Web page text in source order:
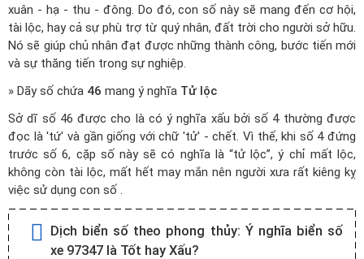
xuân - hạ - thu - đông. Do đó, con số này sẽ mang đến cơ hội,
tài lộc, hay cả sự phù trợ từ quý nhân, đất trời cho người sở hữu.
Nó sẽ giúp chủ nhân đạt được những thành công, bước tiến mới
và sự thăng tiến trong sự nghiệp.
» Dãy số chứa 46 mang ý nghĩa Tử lộc
Sở dĩ số 46 được cho là có ý nghĩa xấu bởi số 4 thường được
đọc là 'tứ' và gần giống với chữ 'tử' - chết. Vì thế, khi số 4 đứng
trước số 6, cặp số này sẽ có nghĩa là “tử lộc”, ý chỉ mất lộc,
không còn tài lộc, mất hết may mắn nên người xưa rất kiêng kỵ
việc sử dụng con số .
Dịch biển số theo phong thủy: Ý nghĩa biển số
xe 97347 là Tốt hay Xấu?